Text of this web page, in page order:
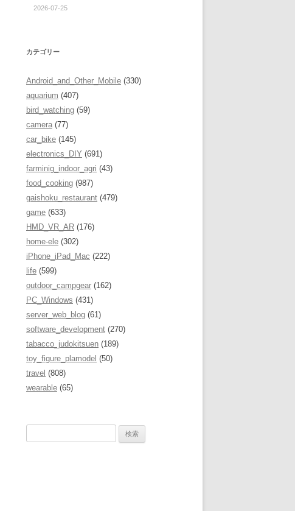
2026-07-25
カテゴリー
Android_and_Other_Mobile (330)
aquarium (407)
bird_watching (59)
camera (77)
car_bike (145)
electronics_DIY (691)
farminig_indoor_agri (43)
food_cooking (987)
gaishoku_restaurant (479)
game (633)
HMD_VR_AR (176)
home-ele (302)
iPhone_iPad_Mac (222)
life (599)
outdoor_campgear (162)
PC_Windows (431)
server_web_blog (61)
software_development (270)
tabacco_judokitsuen (189)
toy_figure_plamodel (50)
travel (808)
wearable (65)